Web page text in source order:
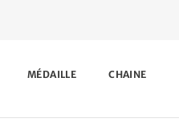
MÉDAILLE CHAINE